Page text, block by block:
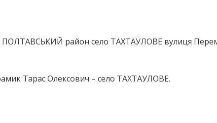
ПОЛТАВСЬКИЙ район село ТАХТАУЛОВЕ вулиця
Тарас Олексович – село ТАХТАУЛОВЕ.